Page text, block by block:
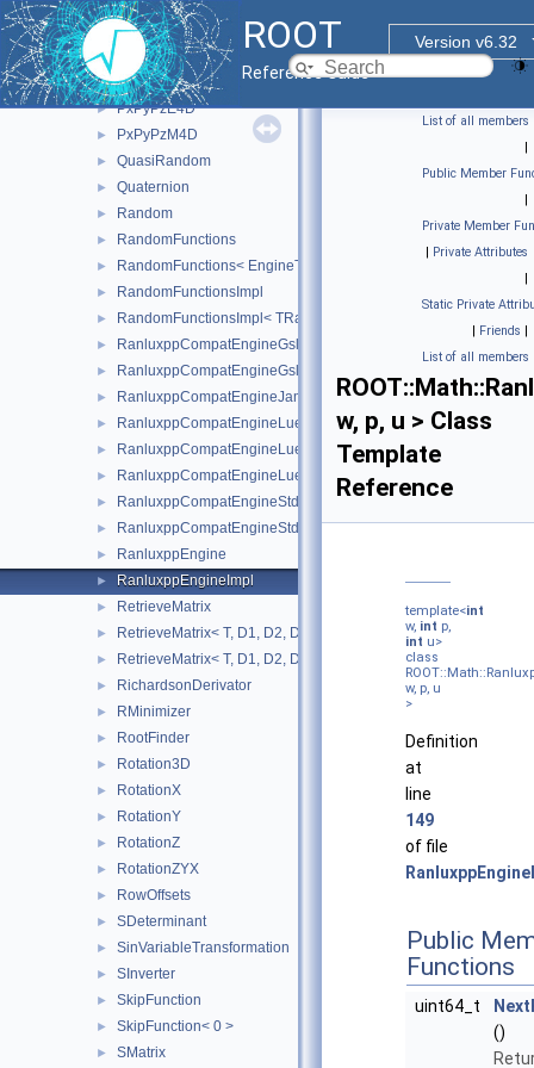
ROOT
Version v6.32
Reference Guide
► PositionVector2D
► PositionVector3D
► PtEtaPhiE4D
► PtEtaPhiM4D
► PxPyPzE4D
► PxPyPzM4D
► QuasiRandom
► Quaternion
► Random
► RandomFunctions
► RandomFunctions< EngineType,
► RandomFunctionsImpl
► RandomFunctionsImpl< TRandomEngine >
► RanluxppCompatEngineGslRanlxd
► RanluxppCompatEngineGslRanlxs
► RanluxppCompatEngineJames
► RanluxppCompatEngineLuescherImpl
► RanluxppCompatEngineLuescherRanlxd
► RanluxppCompatEngineLuescherRanlxs
► RanluxppCompatEngineStdRanlux24
► RanluxppCompatEngineStdRanlux48
► RanluxppEngine
► RanluxppEngineImpl
► RetrieveMatrix
► RetrieveMatrix< T, D1, D2, D3, D4, MatRepSym< T, D1 >,
► RetrieveMatrix< T, D1, D2, D3, D4, MatRepSym< T, D1 >,
► RichardsonDerivator
► RMinimizer
► RootFinder
► Rotation3D
► RotationX
► RotationY
► RotationZ
► RotationZYX
► RowOffsets
► SDeterminant
► SinVariableTransformation
► SInverter
► SkipFunction
► SkipFunction< 0 >
► SMatrix
List of all members
|
Public Member
|
Private Member
| Private Attributes
|
Static Private
| Friends |
List of all members
w, p, u > Class
Template
Reference
template<int
w, int p,
int u>
class
w, p, u
>
Definition
at
line
149
of file
Public
Functions
uint64_t
()